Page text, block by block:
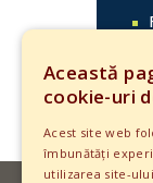
Această
cookie-uri
Acest site web
îmbunătăți
utilizarea site-